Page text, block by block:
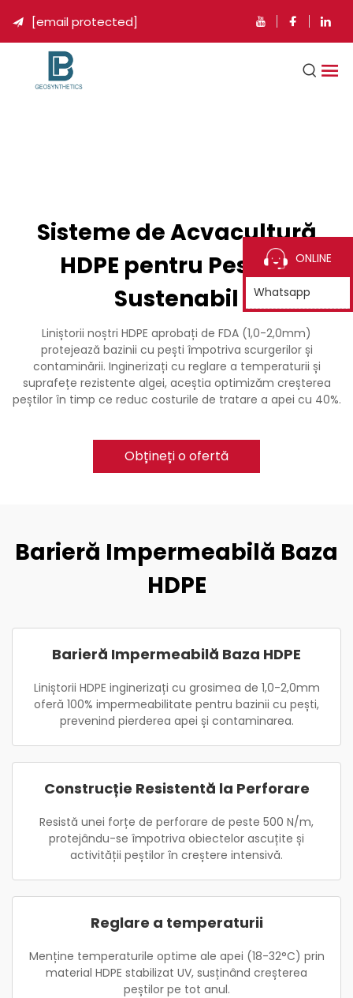
 [email protected]
Sisteme de Acvacultură
HDPE pentru Pescuit
Sustenabil
Liniștorii noștri HDPE aprobați de FDA (1,0-2,0mm)
protejează bazinii cu pești împotriva scurgerilor și
contaminării. Inginerizați cu reglare a temperaturii și
suprafețe rezistente algei, aceștia optimizăm creșterea
peștilor în timp ce reduc costurile de tratare a apei cu 40%.
Obțineți o ofertă
Barieră Impermeabilă Baza
HDPE
Barieră Impermeabilă Baza HDPE
Liniștorii HDPE inginerizați cu grosimea de 1,0-2,0mm
oferă 100% impermeabilitate pentru bazinii cu pești,
prevenind pierderea apei și contaminarea.
Construcție Resistentă la Perforare
Resistă unei forțe de perforare de peste 500 N/m,
protejându-se împotriva obiectelor ascuțite și
activității peștilor în creștere intensivă.
Reglare a temperaturii
Menține temperaturile optime ale apei (18-32°C) prin
material HDPE stabilizat UV, susținând creșterea
peștilor pe tot anul.
ONLINE
Whatsapp